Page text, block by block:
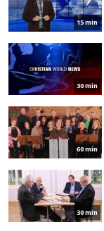
15 min
30 min
60 min
30 min